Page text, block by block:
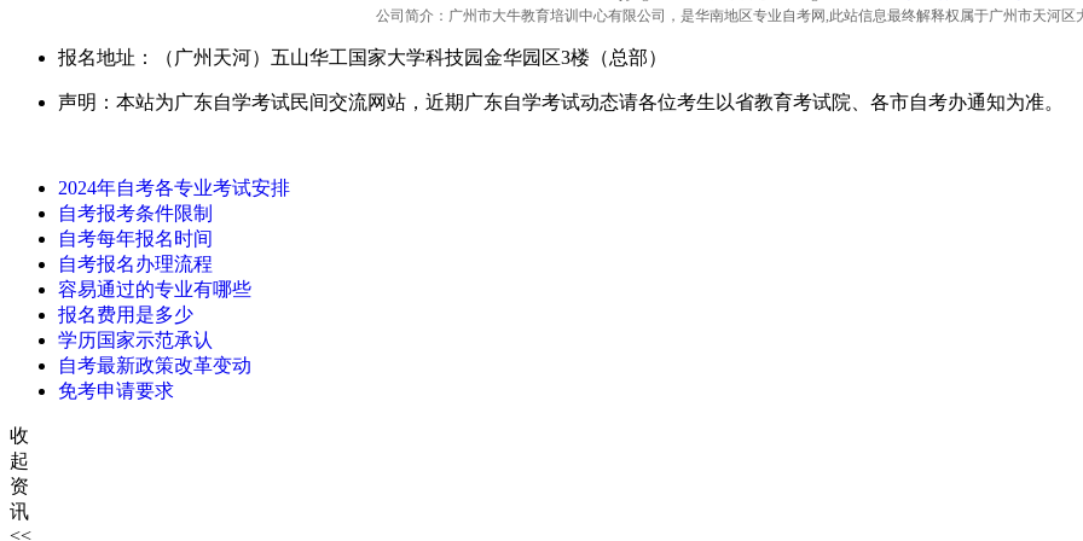
公司简介：广州市大牛教育培训中心有限公司，是华南地区专业自考网,此站信息最终解释权属于广州市天河区
报名地址：（广州天河）五山华工国家大学科技园金华园区3楼（总部）
声明：本站为广东自学考试民间交流网站，近期广东自学考试动态请各位考生以省教育考试院、各市自考办通知为准。
2024年自考各专业考试安排
自考报考条件限制
自考每年报名时间
自考报名办理流程
容易通过的专业有哪些
报名费用是多少
学历国家示范承认
自考最新政策改革变动
免考申请要求
收
起
资
讯
<<